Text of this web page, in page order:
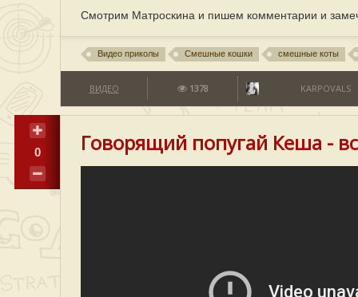
Смотрим Матроскина и пишем комментарии и
Видео приколы Смешные кошки смешные коты
ВИДЕО 1378 KARPOVALS
0 Говорящий попугай Кеша -